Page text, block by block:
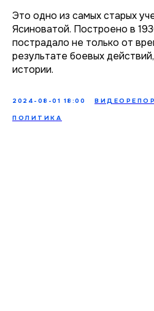
Это одно из самых старых
Ясиноватой. Построено в
пострадало не только от
результате боевых
истории.
2024-08-01 18:00
ПОЛИТИКА